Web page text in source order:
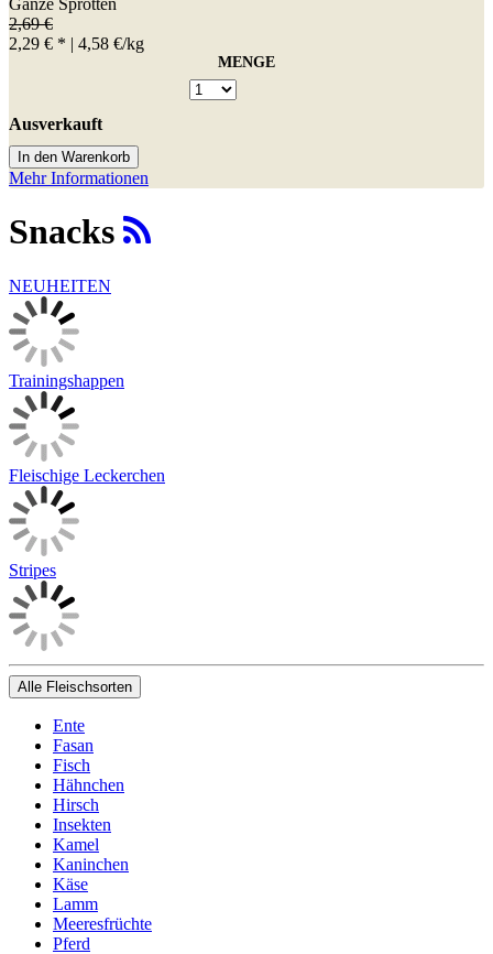
2,69 €
2,29 € * | 4,58 €/kg
MENGE
Ausverkauft
In den Warenkorb
Mehr Informationen
Snacks
NEUHEITEN
Trainingshappen
Fleischige Leckerchen
Stripes
Alle Fleischsorten
Ente
Fasan
Fisch
Hähnchen
Hirsch
Insekten
Kamel
Kaninchen
Käse
Lamm
Meeresfrüchte
Pferd